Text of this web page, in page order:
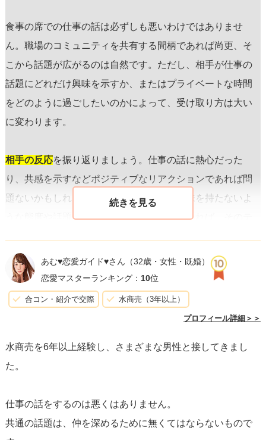
食事の席での仕事の話は必ずしも悪いわけではありませ
ん。職場のコミュニティを共有する間柄であれば尚更、そ
こから話題が広がるのは自然です。ただし、相手が仕事の
話題にどれだけ興味を示すか、またはプライベートな時間
をどのように過ごしたいのかによって、受け取り方は大い
に変わります。
相手の反応を振り返りましょう。仕事の話に熱心だった
り、共感を示すなどポジティブなリアクションであれば問
題ないかもしれません。しかし、話題に興味を持たないよ
うな態度や話題を変えようとするしぐさがあれば、そのテ
デートの状況を冷静に分析し、もし仕事の話が多かったと
感じるならば、次に連絡を取る際には異なるアプローチを
試してみるのも一つの方法です。例えば、「今度は全然仕
と知りたいです」といった内容でメッセージを送ること
で、仕事以外の会話に興味があることを示すことができま
忘れてはならないのは、連絡が途絶える 理由は仕事の話そ
あむ♥恋愛ガイド♥さん （32歳・女性・既婚）
恋愛マスターランキング： 10位
合コン・紹介で交際 水商売（3年以上）
プロフィール詳細＞＞
水商売を6年以上経験し、さまざまな男性と接してきまし
た。
仕事の話をするのは悪くはありません。
共通の話題は、仲を深めるために無くてはならないもので